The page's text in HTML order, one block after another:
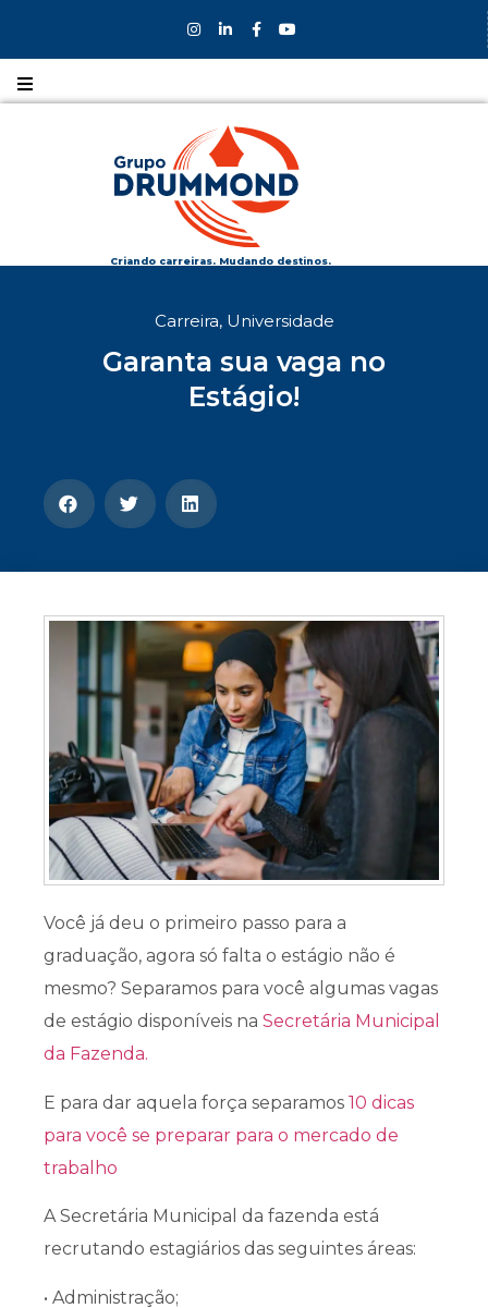
CONOSCO
Criando carreiras. Mudando destinos.
Carreira, Universidade
Garanta sua vaga no
Estágio!
Você já deu o primeiro passo para a
graduação, agora só falta o estágio não é
mesmo? Separamos para você algumas vagas
de estágio disponíveis na Secretária Municipal
da Fazenda.
E para dar aquela força separamos 10 dicas
para você se preparar para o mercado de
trabalho
A Secretária Municipal da fazenda está
recrutando estagiários das seguintes áreas:
• Administração;